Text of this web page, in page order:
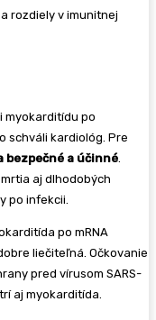
rozdiely v imunitnej
myokarditídu po
schváli kardiológ. Pre
bezpečné a účinné
aj dlhodobých
po infekcii.
po mRNA
liečiteľná. Očkovanie
pred vírusom SARS-
aj myokarditída.